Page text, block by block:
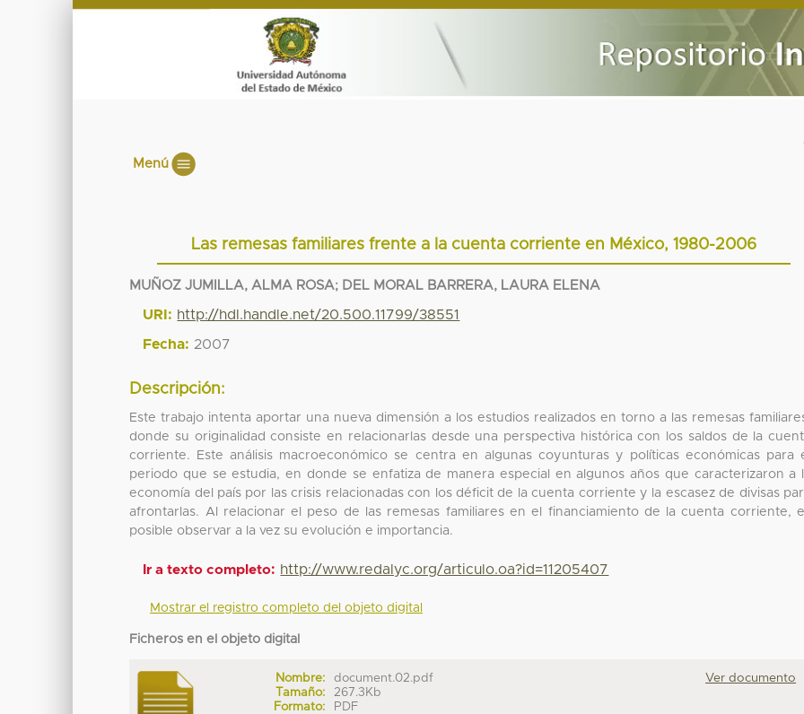
Menú
Las remesas familiares frente a la cuenta corriente en México, 1980-2006
MUÑOZ JUMILLA, ALMA ROSA; DEL MORAL BARRERA, LAURA ELENA
URI: http://hdl.handle.net/20.500.11799/38551
Fecha: 2007
Descripción:
Este trabajo intenta aportar una nueva dimensión a los estudios realizados en torno a las remesas
donde su originalidad consiste en relacionarlas desde una perspectiva histórica con los saldos de la
corriente. Este análisis macroeconómico se centra en algunas coyunturas y políticas económicas para
periodo que se estudia, en donde se enfatiza de manera especial en algunos años que caracterizaron a
economía del país por las crisis relacionadas con los déficit de la cuenta corriente y la escasez de divisas
afrontarlas. Al relacionar el peso de las remesas familiares en el financiamiento de la cuenta corriente,
posible observar a la vez su evolución e importancia.
Ir a texto completo: http://www.redalyc.org/articulo.oa?id=11205407
Mostrar el registro completo del objeto digital
Ficheros en el objeto digital
Nombre:
document.02.pdf
Tamaño:
267.3Kb
Formato:
PDF
Ver documento